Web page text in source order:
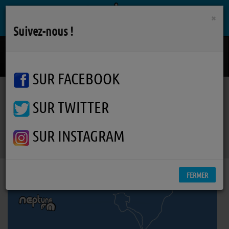
Podcasts J'vous Dis Pas
J'vous Dis Pas
×
Suivez-nous !
SUR FACEBOOK
SUR TWITTER
SUR INSTAGRAM
FERMER